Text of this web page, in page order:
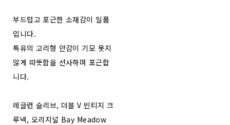
부드럽고 포근한 소재감이 일품
입니다.
특유의 고리형 안감이 기모 못지
않게 따뜻함을 선사하며 포근합
니다.
레글런 슬리브, 더블 V 빈티지 크
루넥, 오리지널 Bay Meadow